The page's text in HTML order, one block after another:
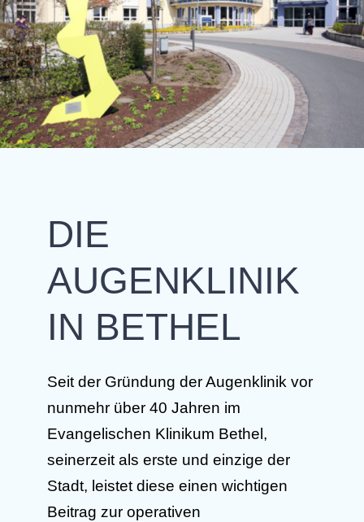
DIE
AUGENKLINIK
IN BETHEL
Seit der Gründung der Augenklinik vor
nunmehr über 40 Jahren im
Evangelischen Klinikum Bethel,
seinerzeit als erste und einzige der
Stadt, leistet diese einen wichtigen
Beitrag zur operativen